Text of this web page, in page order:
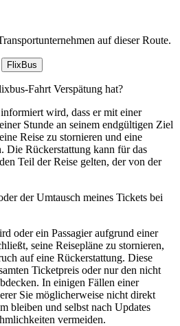
auf dieser Route.
FlixBus
Fahrt Verspätung hat?
wird, dass er mit einer
Stunde an seinem endgültigen Ziel
Reise zu stornieren und eine
Die Rückerstattung kann für das
Teil der Reise gelten, der von der
der Umtausch meines Tickets bei
oder ein Passagier aufgrund einer
seine Reisepläne zu stornieren,
auf eine Rückerstattung. Diese
Ticketpreis oder nur den nicht
In einigen Fällen einer
Sie möglicherweise nicht direkt
bleiben und selbst nach Updates
vermeiden.